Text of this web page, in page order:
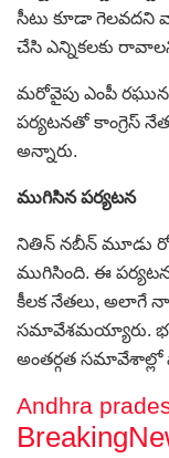
సీటు కూడా గెలవదని
చేసి ఎన్నికలకు
మరోవైపు ఎంపీ
పర్యటనతో
అన్నారు.
ముగిసిన పర్యటన
నితిన్ నబీన్ మూడు
ముగిసింది. ఈ
కీలక నేతలు, అలాగే
సమావేశమయ్యారు.
అంతర్గత సమావేశాల్లో
Andhra